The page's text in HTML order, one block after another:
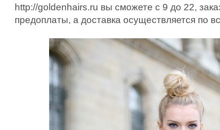
http://goldenhairs.ru вы сможете с 9 до 22,
предоплаты, а доставка осуществляется по